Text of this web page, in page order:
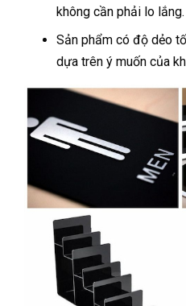
không cần phải lo lắng.
Sản phẩm có độ dẻo
dựa trên ý muốn của